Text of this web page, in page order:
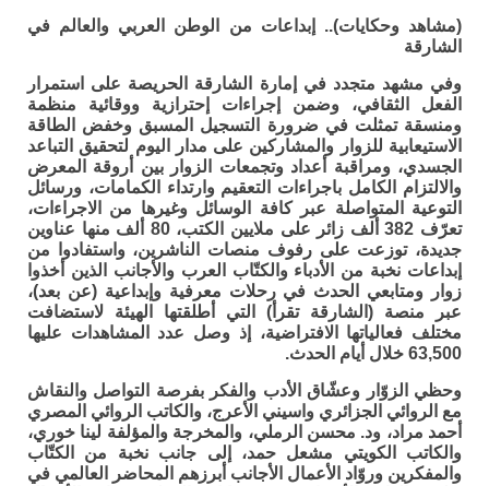
(مشاهد وحكايات).. إبداعات من الوطن العربي والعالم في
الشارقة
وفي مشهد متجدد في إمارة الشارقة الحريصة على استمرار
الفعل الثقافي، وضمن إجراءات إحترازية ووقائية منظمة
ومنسقة تمثلت في ضرورة التسجيل المسبق وخفض الطاقة
الاستيعابية للزوار والمشاركين على مدار اليوم لتحقيق التباعد
الجسدي، ومراقبة أعداد وتجمعات الزوار بين أروقة المعرض
والالتزام الكامل باجراءات التعقيم وارتداء الكمامات، ورسائل
التوعية المتواصلة عبر كافة الوسائل وغيرها من الاجراءات،
تعرّف 382 ألف زائر على ملايين الكتب، 80 ألف منها عناوين
جديدة، توزعت على رفوف منصات الناشرين، واستفادوا من
إبداعات نخبة من الأدباء والكتّاب العرب والأجانب الذين أخذوا
زوار ومتابعي الحدث في رحلات معرفية وإبداعية (عن بعد)،
عبر منصة (الشارقة تقرأ) التي أطلقتها الهيئة لاستضافت
مختلف فعالياتها الافتراضية، إذ وصل عدد المشاهدات عليها
63,500 خلال أيام الحدث.
وحظي الزوّار وعشّاق الأدب والفكر بفرصة التواصل والنقاش
مع الروائي الجزائري واسيني الأعرج، والكاتب الروائي المصري
أحمد مراد، ود. محسن الرملي، والمخرجة والمؤلفة لينا خوري،
والكاتب الكويتي مشعل حمد، إلى جانب نخبة من الكتّاب
والمفكرين وروّاد الأعمال الأجانب أبرزهم المحاضر العالمي في